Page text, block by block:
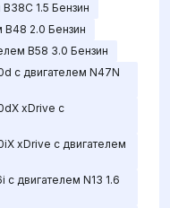
1.5 Бензин
B48 2.0 Бензин
B58 3.0 Бензин
с двигателем N47N
xDrive с
xDrive с двигателем
с двигателем N13 1.6